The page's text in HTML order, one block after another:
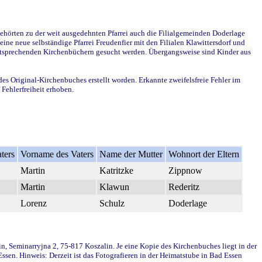
zu der weit ausgedehnten Pfarrei auch die Filialgemeinden Doderlage
neue selbständige Pfarrei Freudenfier mit den Filialen Klawittersdorf und
Kirchenbüchern gesucht werden. Übergangsweise sind Kinder aus
Original-Kirchenbuches erstellt worden. Erkannte zweifelsfreie Fehler im
erhoben.
Vorname des Vaters Name der Mutter Wohnort der Eltern
Martin
Katritzke
Zippnow
Martin
Klawun
Rederitz
Lorenz
Schulz Doderlage
2, 75-817 Koszalin. Je eine Kopie des Kirchenbuches liegt in der
Hinweis: Derzeit ist das Fotografieren in der Heimatstube in Bad Essen